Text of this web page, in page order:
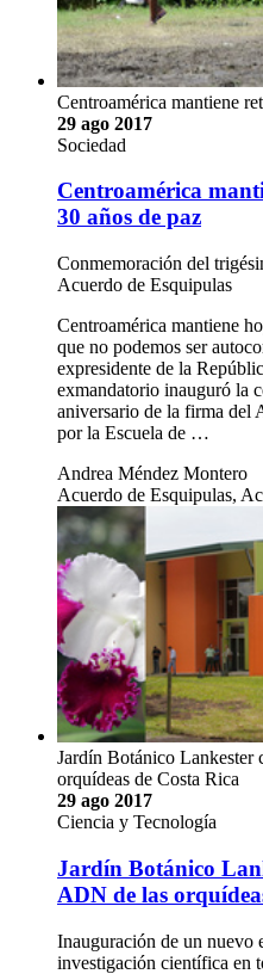
Centroamérica mantiene
29 ago 2017
Sociedad
Centroamérica
30 años de paz
Conmemoración del
Acuerdo de Esquipulas
Centroamérica mantiene
que no podemos ser
expresidente de la
exmandatorio inauguró la
aniversario de la firma del
por la Escuela de …
Andrea Méndez Montero
Acuerdo de Esquipulas,
Jardín Botánico Lankester
orquídeas de Costa Rica
29 ago 2017
Ciencia y Tecnología
Jardín Botánico
ADN de las
Inauguración de un
investigación científica en